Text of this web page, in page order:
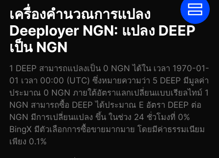
เครื่องคำนวณการแปลง
Deeployer NGN: แปลง DEEP
เป็น NGN
1 DEEP สามารถแปลงเป็น 0 NGN ได้ใน เวลา 1970-01-
01 เวลา 00:00 (UTC) ซึ่งหมายความว่า 5 DEEP มีมูลค่า
ประมาณ 0 NGN ภายใต้อัตราแลกเปลี่ยนแบบเรียลไทม์ 1
NGN สามารถซื้อ DEEP ได้ประมาณ E อัตรา DEEP ต่อ
NGN มีการเปลี่ยนแปลง ขึ้น ในช่วง 24 ชั่วโมงที่ 0%
BingX มีตัวเลือกการซื้อขายมากมาย โดยมีค่าธรรมเนียม
เพียง 0.1%